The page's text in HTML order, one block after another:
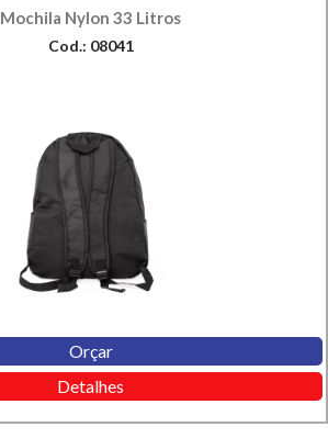
Mochila Nylon 33 Litros
Cod.: 08041
Orçar
Detalhes